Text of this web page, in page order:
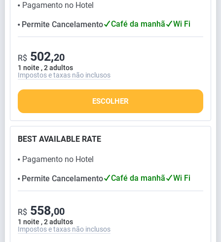
⬤ Pagamento no Hotel
⬤ Permite Cancelamento Café da manhã Wi Fi
1 noite , 2 adultos
R$ 502,20
Impostos e taxas não inclusos
ESCOLHER
BEST AVAILABLE RATE
⬤ Pagamento no Hotel
⬤ Permite Cancelamento Café da manhã Wi Fi
1 noite , 2 adultos
R$ 558,00
Impostos e taxas não inclusos